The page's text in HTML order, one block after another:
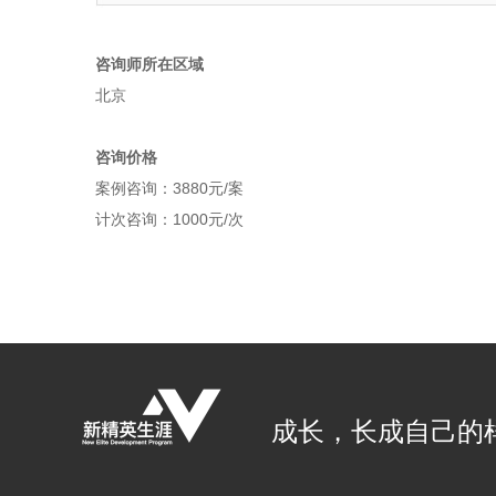
咨询师所在区域
北京
咨询价格
案例咨询：3880元/案
计次咨询：1000元/次
成长，长成自己的